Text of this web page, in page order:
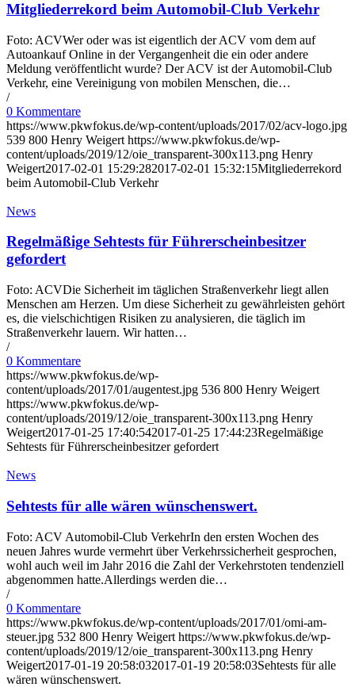
Mitgliederrekord beim Automobil-Club Verkehr
Foto: ACVWer oder was ist eigentlich der ACV vom dem auf
Autoankauf Online in der Vergangenheit die ein oder andere
Meldung veröffentlicht wurde? Der ACV ist der Automobil-Club
Verkehr, eine Vereinigung von mobilen Menschen, die…
/
0 Kommentare
https://www.pkwfokus.de/wp-content/uploads/2017/02/acv-logo.jpg
539 800 Henry Weigert https://www.pkwfokus.de/wp-
content/uploads/2019/12/oie_transparent-300x113.png Henry
Weigert2017-02-01 15:29:282017-02-01 15:32:15Mitgliederrekord
beim Automobil-Club Verkehr
News
Regelmäßige Sehtests für Führerscheinbesitzer
gefordert
Foto: ACVDie Sicherheit im täglichen Straßenverkehr liegt allen
Menschen am Herzen. Um diese Sicherheit zu gewährleisten gehört
es, die vielschichtigen Risiken zu analysieren, die täglich im
Straßenverkehr lauern. Wir hatten…
/
0 Kommentare
https://www.pkwfokus.de/wp-
content/uploads/2017/01/augentest.jpg 536 800 Henry Weigert
https://www.pkwfokus.de/wp-
content/uploads/2019/12/oie_transparent-300x113.png Henry
Weigert2017-01-25 17:40:542017-01-25 17:44:23Regelmäßige
Sehtests für Führerscheinbesitzer gefordert
News
Sehtests für alle wären wünschenswert.
Foto: ACV Automobil-Club VerkehrIn den ersten Wochen des
neuen Jahres wurde vermehrt über Verkehrssicherheit gesprochen,
wohl auch weil im Jahr 2016 die Zahl der Verkehrstoten tendenziell
abgenommen hatte.Allerdings werden die…
/
0 Kommentare
https://www.pkwfokus.de/wp-content/uploads/2017/01/omi-am-
steuer.jpg 532 800 Henry Weigert https://www.pkwfokus.de/wp-
content/uploads/2019/12/oie_transparent-300x113.png Henry
Weigert2017-01-19 20:58:032017-01-19 20:58:03Sehtests für alle
wären wünschenswert.